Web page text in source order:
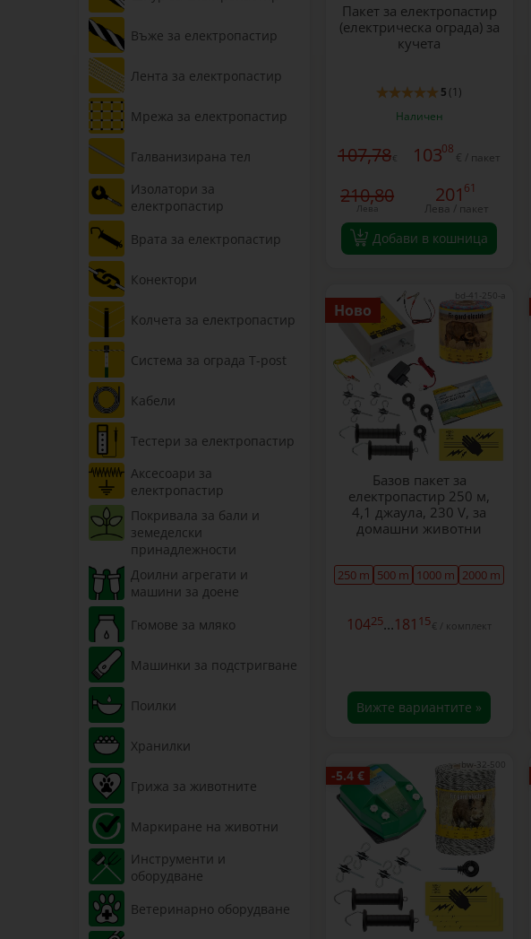
Въже за електропастир
Лента за електропастир
Мрежа за електропастир
Галванизирана тел
Изолатори за
електропастир
Врата за електропастир
Конектори
Колчета за електропастир
Система за ограда T-post
Кабели
Тестери за електропастир
Аксесоари за
електропастир
Покривала за бали и
земеделски
принадлежности
Доилни агрегати и
машини за доене
Гюмове за мляко
Машинки за подстригване
Поилки
Хранилки
Грижа за животните
Маркиране на животни
Инструменти и
оборудване
Ветеринарно оборудване
Пакет за електропастир
(електрическа ограда) за
кучета
5 (1)
Наличен
107,78€ 10308
€ / пакет
210,80
Лева
20161
Лева / пакет
Добави в кошница
bd-41-250-a
Ново
Базов пакет за
електропастир 250 м,
4,1 джаула, 230 V, за
домашни животни
250 m 500 m 1000 m 2000 m
10425...181 15€ / комплект
Вижте вариантите »
bw-32-500
-5.4 €